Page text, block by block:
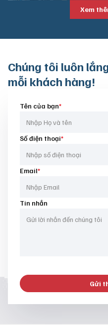
Xem
Chúng tôi luôn
mỗi khách hàng!
Tên của bạn*
Số điện thoại*
Email*
Tin nhắn
Gửi